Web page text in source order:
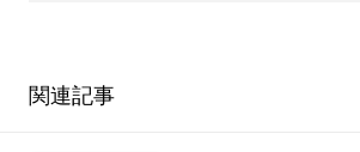
関連記事